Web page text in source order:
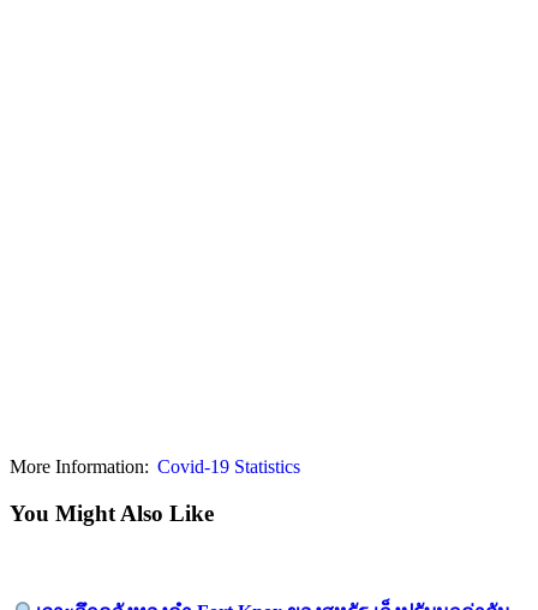
More Information: Covid-19 Statistics
You Might Also Like